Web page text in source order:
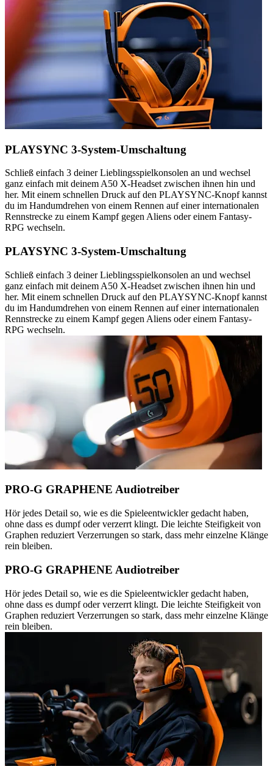
PLAYSYNC 3-System-Umschaltung
Schließ einfach 3 deiner Lieblingsspielkonsolen an und wechsel
ganz einfach mit deinem A50 X-Headset zwischen ihnen hin und
her. Mit einem schnellen Druck auf den PLAYSYNC-Knopf kannst
du im Handumdrehen von einem Rennen auf einer internationalen
Rennstrecke zu einem Kampf gegen Aliens oder einem Fantasy-
RPG wechseln.
PLAYSYNC 3-System-Umschaltung
Schließ einfach 3 deiner Lieblingsspielkonsolen an und wechsel
ganz einfach mit deinem A50 X-Headset zwischen ihnen hin und
her. Mit einem schnellen Druck auf den PLAYSYNC-Knopf kannst
du im Handumdrehen von einem Rennen auf einer internationalen
Rennstrecke zu einem Kampf gegen Aliens oder einem Fantasy-
RPG wechseln.
PRO-G GRAPHENE Audiotreiber
Hör jedes Detail so, wie es die Spieleentwickler gedacht haben,
ohne dass es dumpf oder verzerrt klingt. Die leichte Steifigkeit von
Graphen reduziert Verzerrungen so stark, dass mehr einzelne Klänge
rein bleiben.
PRO-G GRAPHENE Audiotreiber
Hör jedes Detail so, wie es die Spieleentwickler gedacht haben,
ohne dass es dumpf oder verzerrt klingt. Die leichte Steifigkeit von
Graphen reduziert Verzerrungen so stark, dass mehr einzelne Klänge
rein bleiben.